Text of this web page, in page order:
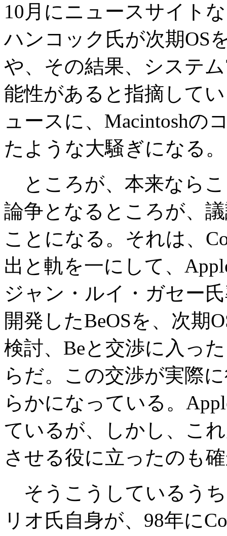
10月にニュースサイト
ハンコック氏が次期OS
や、その結果、システ
能性があると指摘して
ュースに、Macintoshの
たような大騒ぎになる。
ところが、本来ならこ
論争となるところが、
ことになる。それは、
出と軌を一にして、
ジャン・ルイ・ガセー
開発したBeOSを、次期
検討、Beと交渉に入っ
らだ。この交渉が実際
らかになっている。
ているが、しかし、こ
させる役に立ったのも
そうこうしているう
リオ氏自身が、98年に